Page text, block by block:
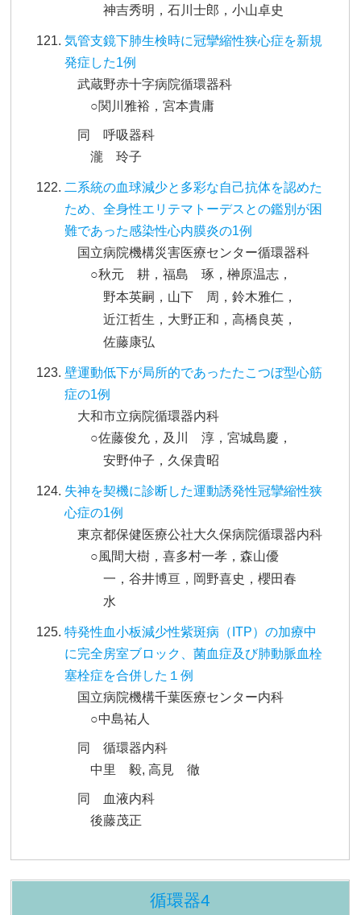
神吉秀明，石川士郎，小山卓史
気管支鏡下肺生検時に冠攣縮性狭心症を新規
発症した1例
武蔵野赤十字病院循環器科
○関川雅裕，宮本貴庸
同 呼吸器科
瀧 玲子
二系統の血球減少と多彩な自己抗体を認めた
ため、全身性エリテマトーデスとの鑑別が困
難であった感染性心内膜炎の1例
国立病院機構災害医療センター循環器科
○秋元 耕，福島 琢，榊原温志，
野本英嗣，山下 周，鈴木雅仁，
近江哲生，大野正和，高橋良英，
佐藤康弘
壁運動低下が局所的であったたこつぼ型心筋
症の1例
大和市立病院循環器内科
○佐藤俊允，及川 淳，宮城島慶，
安野仲子，久保貴昭
失神を契機に診断した運動誘発性冠攣縮性狭
心症の1例
東京都保健医療公社大久保病院循環器内科
○風間大樹，喜多村一孝，森山優
一，谷井博亘，岡野喜史，櫻田春
水
特発性血小板減少性紫斑病（ITP）の加療中
に完全房室ブロック、菌血症及び肺動脈血栓
塞栓症を合併した１例
国立病院機構千葉医療センター内科
○中島祐人
同 循環器内科
中里 毅, 高見 徹
同 血液内科
後藤茂正
循環器4